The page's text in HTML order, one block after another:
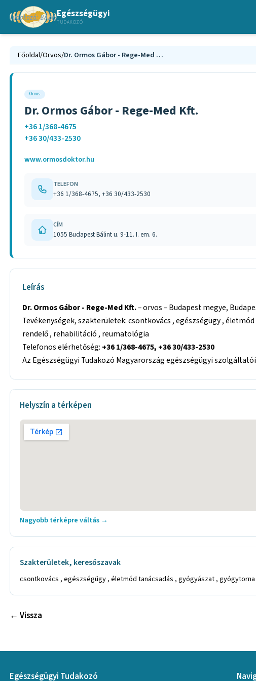
Egészségügyi
TUDAKOZÓ
Főoldal/Orvos/ Dr. Ormos Gábor - Rege-Med Kft.
Orvos
Dr. Ormos Gábor - Rege-Med Kft.
+36 1/368-4675
+36 30/433-2530
www.ormosdoktor.hu
TELEFON
+36 1/368-4675, +36 30/433-2530
CÍM
1055 Budapest Bálint u. 9-11. I. em. 6.
Leírás
Dr. Ormos Gábor - Rege-Med Kft.– orvos – Budapest megye,
Tevékenységek, szakterületek: csontkovács , egészségügy ,
rendelő , rehabilitáció , reumatológia
Telefonos elérhetőség: +36 1/368-4675, +36 30/433-2530
Az Egészségügyi Tudakozó Magyarország egészségügyi
Helyszín a térképen
Nagyobb térképre váltás →
Szakterületek, keresőszavak
csontkovács , egészségügy , életmód tanácsadás , gyógyászat ,
← Vissza
Egészségügyi Tudakozó